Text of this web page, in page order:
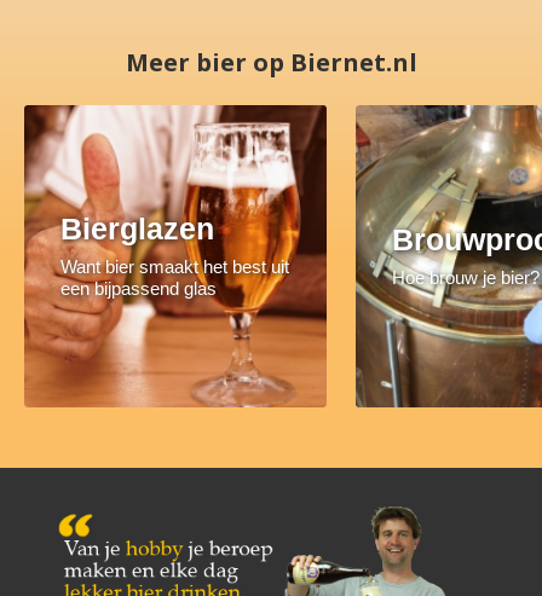
Meer bier op Biernet.nl
Bierglazen
Want bier smaakt het best uit
een bijpassend glas
Hoe brouw je bier?